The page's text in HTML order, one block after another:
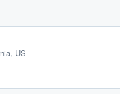
US